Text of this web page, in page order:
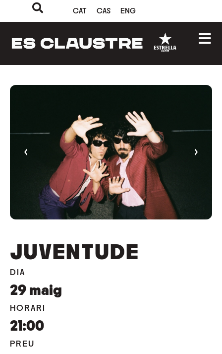
CAT CAS ENG
‹ ›
JUVENTUDE
DIA
29 maig
HORARI
21:00
PREU